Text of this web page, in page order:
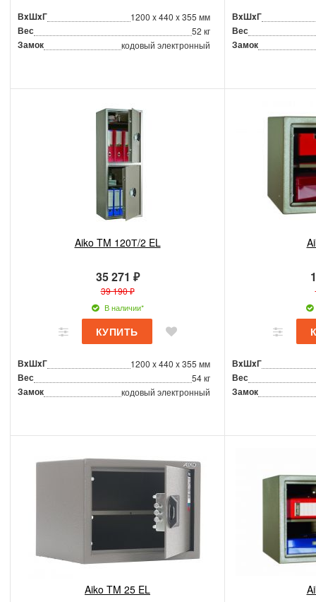
ВxШxГ 1200 x 440 x 355 мм
Вес 52 кг
Замок кодовый электронный
ВxШxГ
Вес
Замок
Aiko TM 120Т/2 EL
35 271 ₽
39 190 ₽
В наличии*
ВxШxГ 1200 x 440 x 355 мм
Вес 54 кг
Замок кодовый электронный
ВxШxГ
Вес
Замок
Aiko TM 25 EL